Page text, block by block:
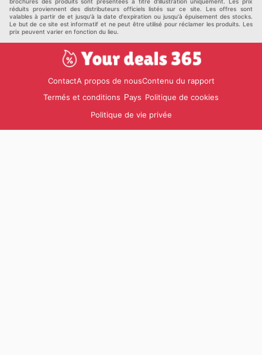
réduits proviennent des distributeurs officiels listés sur ce site. Les offres sont
valables à partir de et jusqu'à la date d'expiration ou jusqu'à épuisement des stocks.
Le but de ce site est informatif et ne peut être utilisé pour réclamer les produits. Les
prix peuvent varier en fonction du lieu.
ContactA propos de nousContenu du rapport
Termés et conditions Pays Politique de cookies
Politique de vie privée